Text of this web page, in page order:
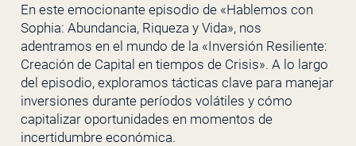
En este emocionante episodio de «Hablemos con
Sophia: Abundancia, Riqueza y Vida», nos
adentramos en el mundo de la «Inversión Resiliente:
Creación de Capital en tiempos de Crisis». A lo largo
del episodio, exploramos tácticas clave para manejar
inversiones durante períodos volátiles y cómo
capitalizar oportunidades en momentos de
incertidumbre económica.